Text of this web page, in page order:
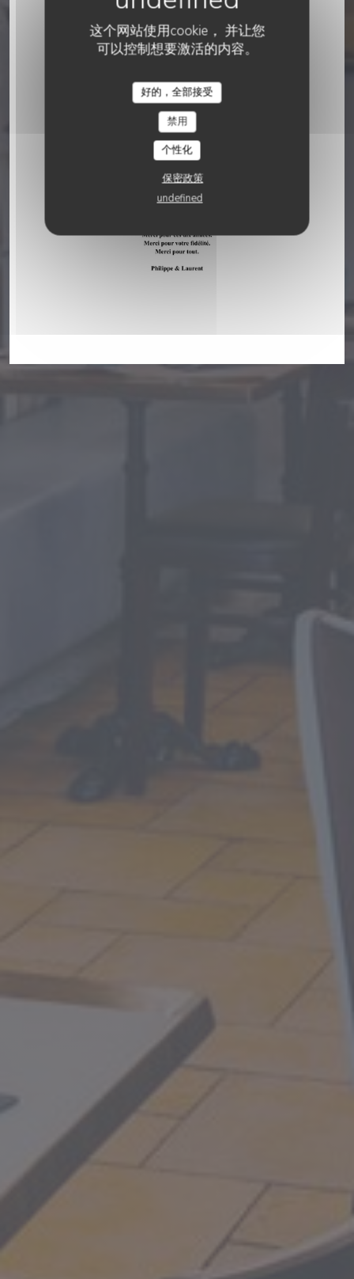
这个网站使用cookie， 并让您
可以控制想要激活的内容。
好的，全部接受
禁用
个性化
保密政策
undefined
餐厅传统
• NICE
Citrus
预订餐位